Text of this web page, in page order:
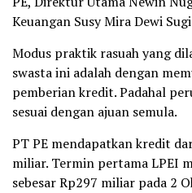
Keuangan Susy Mira Dewi
Modus praktik rasuah yang
swasta ini adalah dengan
pemberian kredit. Padahal
sesuai dengan ajuan semula.
PT PE mendapatkan kredit
miliar. Termin pertama LPEI
sebesar Rp297 miliar pada 2